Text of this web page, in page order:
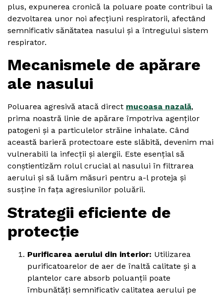
plus, expunerea cronică la poluare poate contribui la
dezvoltarea unor noi afecțiuni respiratorii, afectând
semnificativ sănătatea nasului și a întregului sistem
respirator.
Mecanismele de apărare
ale nasului
Poluarea agresivă atacă direct mucoasa nazală,
prima noastră linie de apărare împotriva agenților
patogeni și a particulelor străine inhalate. Când
această barieră protectoare este slăbită, devenim mai
vulnerabili la infecții și alergii. Este esențial să
conștientizăm rolul crucial al nasului în filtrarea
aerului și să luăm măsuri pentru a-l proteja și
susține în fața agresiunilor poluării.
Strategii eficiente de
protecție
Purificarea aerului din interior: Utilizarea
purificatoarelor de aer de înaltă calitate și a
plantelor care absorb poluanții poate
îmbunătăți semnificativ calitatea aerului pe